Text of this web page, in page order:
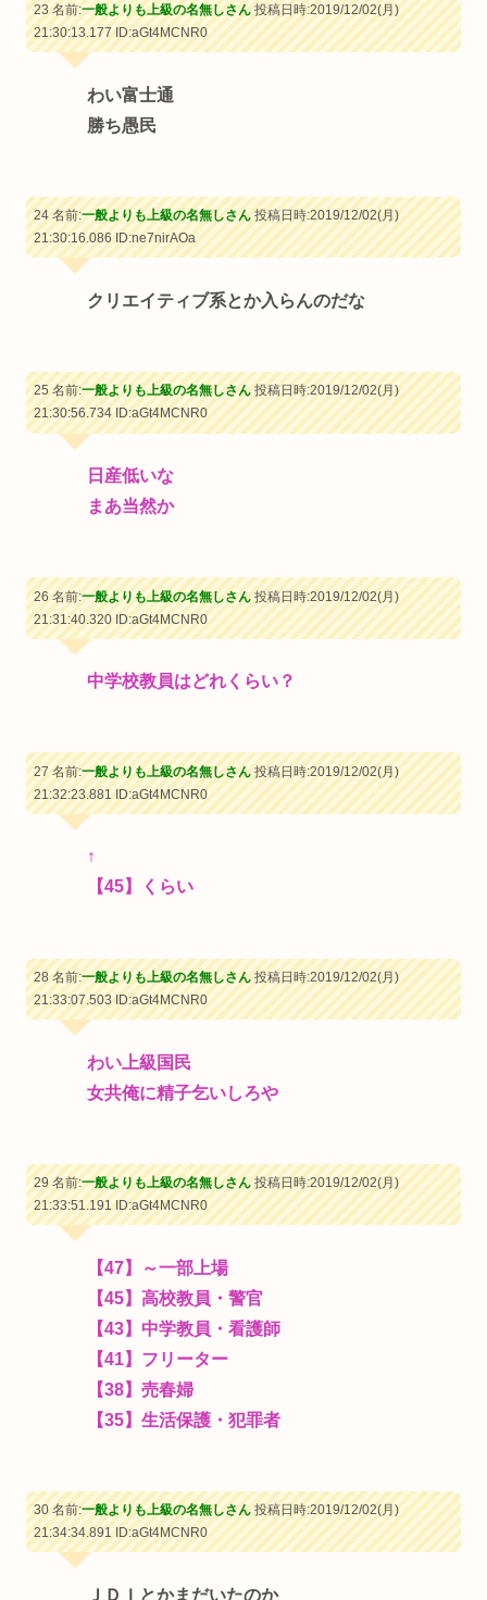
23 名前:一般よりも上級の名無しさん投稿日時:2019/12/02(月)
21:30:13.177ID:aGt4MCNR0
わい富士通
勝ち愚民
24 名前:一般よりも上級の名無しさん投稿日時:2019/12/02(月)
21:30:16.086ID:ne7nirAOa
クリエイティブ系とか入らんのだな
25 名前:一般よりも上級の名無しさん投稿日時:2019/12/02(月)
21:30:56.734ID:aGt4MCNR0
日産低いな
まあ当然か
26 名前:一般よりも上級の名無しさん投稿日時:2019/12/02(月)
21:31:40.320ID:aGt4MCNR0
中学校教員はどれくらい？
27 名前:一般よりも上級の名無しさん投稿日時:2019/12/02(月)
21:32:23.881ID:aGt4MCNR0
↑
【45】くらい
28 名前:一般よりも上級の名無しさん投稿日時:2019/12/02(月)
21:33:07.503ID:aGt4MCNR0
わい上級国民
女共俺に精子乞いしろや
29 名前:一般よりも上級の名無しさん投稿日時:2019/12/02(月)
21:33:51.191ID:aGt4MCNR0
【47】～一部上場
【45】高校教員・警官
【43】中学教員・看護師
【41】フリーター
【38】売春婦
【35】生活保護・犯罪者
30 名前:一般よりも上級の名無しさん投稿日時:2019/12/02(月)
21:34:34.891ID:aGt4MCNR0
ＪＤＩとかまだいたのか